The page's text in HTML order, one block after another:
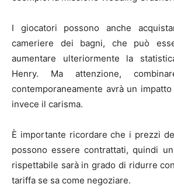
I giocatori possono anche
cameriere dei bagni, che può
aumentare ulteriormente la
Henry. Ma attenzione,
contemporaneamente avrà un
invece il carisma.
È importante ricordare che i prezzi
possono essere contrattati, quindi
rispettabile sarà in grado di ridurre
tariffa se sa come negoziare.